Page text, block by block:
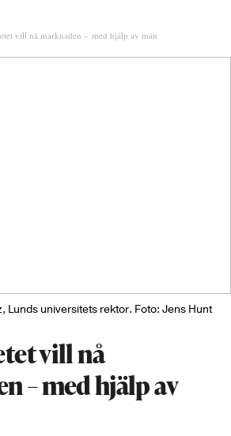
vill nå marknaden – med hjälp av män
Lunds universitets rektor. Foto: Jens Hunt
vill nå
– med hjälp av